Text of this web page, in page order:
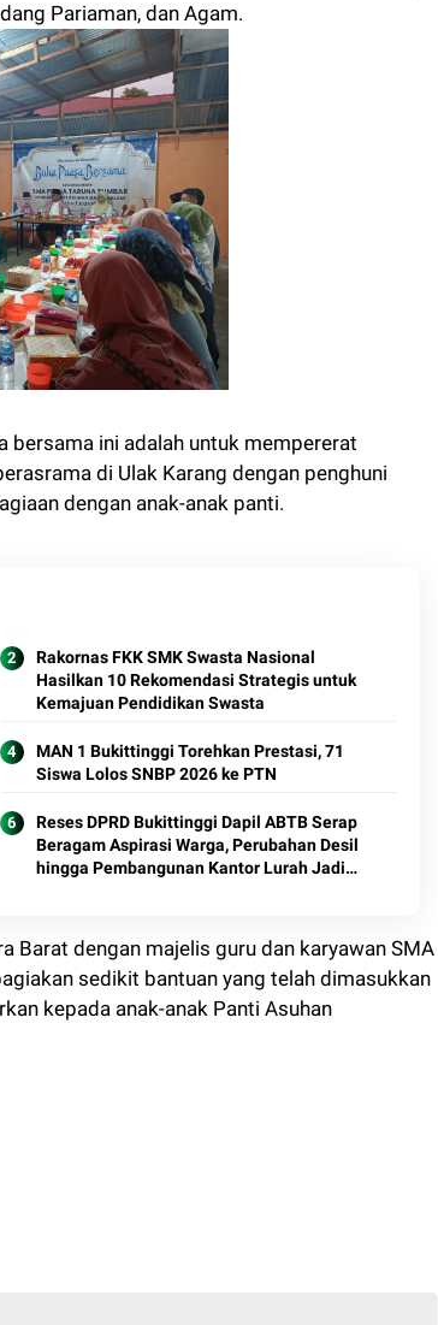
Pariaman, dan Agam.
bersama ini adalah untuk mempererat
di Ulak Karang dengan penghuni
dengan anak-anak panti.
Rakornas FKK SMK Swasta Nasional
Hasilkan 10 Rekomendasi Strategis untuk
Kemajuan Pendidikan Swasta
MAN 1 Bukittinggi Torehkan Prestasi, 71
Siswa Lolos SNBP 2026 ke PTN
Reses DPRD Bukittinggi Dapil ABTB Serap
Beragam Aspirasi Warga, Perubahan Desil
hingga Pembangunan Kantor Lurah Jadi
Barat dengan majelis guru dan karyawan SMA
sedikit bantuan yang telah dimasukkan
kepada anak-anak Panti Asuhan